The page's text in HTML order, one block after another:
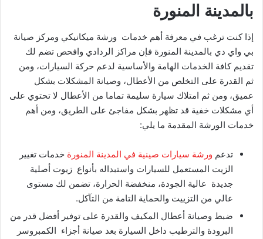
بالمدينة المنورة
إذا كنت ترغب في معرفة أهم خدمات ورشة ميكانيكي ومركز صيانة
بي واي دي بالمدينة المنورة فإن مراكز الردادي وافحص تضم لك
تقديم كافة الخدمات الهامة والأساسية لدعم حركة السيارات، ومن
ثم القدرة على التخلص من الأعطال، وصيانة المشكلات بشكل
عميق، ومن ثم امتلاك سيارة سليمة تماما من الأعطال لا تحتوي على
أي مشكلات خفية قد تظهر بشكل مفاجئ على الطريق، ومن أهم
خدمات الورشة المقدمة ما يلي:
تدعم ورشة سيارات صينية في المدينة المنورة خدمات تغيير
الزيت المستعمل للسيارات واستبداله بأنواع زيوت أصلية
جديدة عالية الجودة، منخفضة الحرارة، تضمن لك مستوى
عالي من التزييت والحماية التامة من التآكل.
ضبط وصيانة أعطال المكيف والقدرة على توفير أفضل قدر من
البرودة والترطيب داخل السيارة بعد صيانة أجزاء الكمبروسر